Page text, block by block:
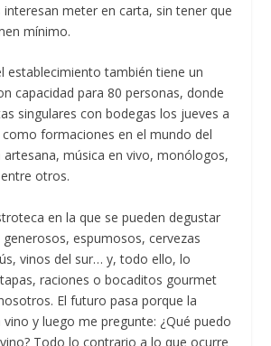
interesan meter en carta, sin tener que
mínimo.
establecimiento también tiene un
capacidad para 80 personas, donde
singulares con bodegas los jueves a
formaciones en el mundo del
artesana, música en vivo, monólogos,
otros.
en la que se pueden degustar
espumosos, cervezas
vinos del sur… y, todo ello, lo
raciones o bocaditos gourmet
El futuro pasa porque la
vino y luego me pregunte: ¿Qué puedo
Todo lo contrario a lo que ocurre